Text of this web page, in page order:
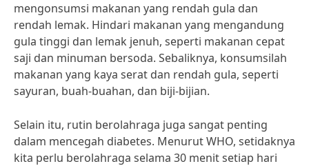
mengonsumsi makanan yang rendah gula dan
rendah lemak. Hindari makanan yang mengandung
gula tinggi dan lemak jenuh, seperti makanan cepat
saji dan minuman bersoda. Sebaliknya, konsumsilah
makanan yang kaya serat dan rendah gula, seperti
sayuran, buah-buahan, dan biji-bijian.
Selain itu, rutin berolahraga juga sangat penting
dalam mencegah diabetes. Menurut WHO, setidaknya
kita perlu berolahraga selama 30 menit setiap hari